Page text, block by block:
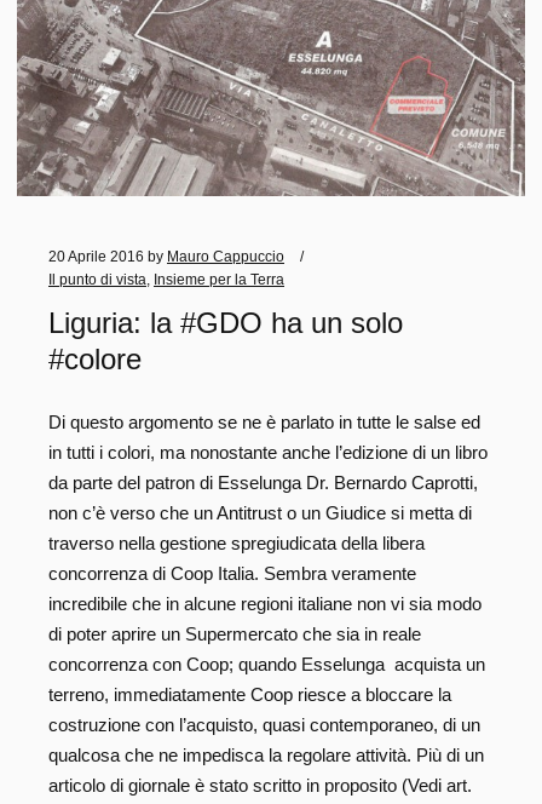
20 Aprile 2016 by Mauro Cappuccio
Il punto di vista
Insieme per la Terra
Liguria: la #GDO ha un solo
#colore
Di questo argomento se ne è parlato in tutte le salse ed
in tutti i colori, ma nonostante anche l’edizione di un libro
da parte del patron di Esselunga Dr. Bernardo Caprotti,
non c’è verso che un Antitrust o un Giudice si metta di
traverso nella gestione spregiudicata della libera
concorrenza di Coop Italia. Sembra veramente
incredibile che in alcune regioni italiane non vi sia modo
di poter aprire un Supermercato che sia in reale
concorrenza con Coop; quando Esselunga acquista un
terreno, immediatamente Coop riesce a bloccare la
costruzione con l’acquisto, quasi contemporaneo, di un
qualcosa che ne impedisca la regolare attività. Più di un
articolo di giornale è stato scritto in proposito (Vedi art.